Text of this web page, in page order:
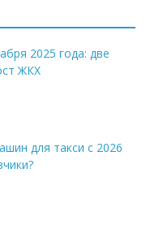
2025 года: две
ЖКХ
для такси с 2026